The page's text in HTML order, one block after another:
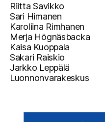
Riitta Savikko
Sari Himanen
Karoliina Rimhanen
Merja Högnäsbacka
Kaisa Kuoppala
Sakari Raiskio
Jarkko Leppälä
Luonnonvarakeskus